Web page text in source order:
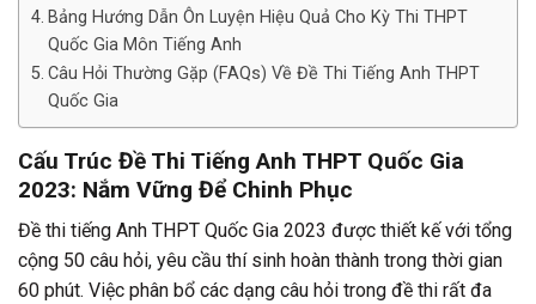
Bảng Hướng Dẫn Ôn Luyện Hiệu Quả Cho Kỳ Thi THPT
Quốc Gia Môn Tiếng Anh
Câu Hỏi Thường Gặp (FAQs) Về Đề Thi Tiếng Anh THPT
Quốc Gia
Cấu Trúc Đề Thi Tiếng Anh THPT Quốc Gia
2023: Nắm Vững Để Chinh Phục
Đề thi tiếng Anh THPT Quốc Gia 2023 được thiết kế với tổng
cộng 50 câu hỏi, yêu cầu thí sinh hoàn thành trong thời gian
60 phút. Việc phân bổ các dạng câu hỏi trong đề thi rất đa